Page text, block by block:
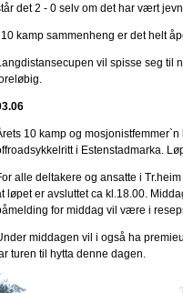
det 2 - 0 selv om det har vært
10 kamp sammenheng er det helt
vil spisse seg til
10 kamp og
i Estenstadmarka.
alle deltakere og ansatte i
løpet er avsluttet ca kl.18.00.
for middag vil være i
middagen vil i også ha
turen til hytta denne dagen.